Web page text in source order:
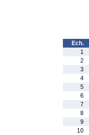
Ech.
1
2
3
4
5
6
7
8
9
10